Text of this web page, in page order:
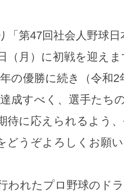
「第47回社会人野球
（月）に初戦を迎え
の優勝に続き（令和
成すべく、選手たち
待に応えられるよう
どうぞよろしくお願
われたプロ野球のド